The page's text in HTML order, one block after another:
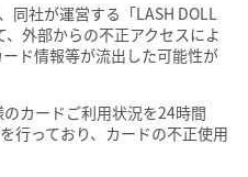
同社が運営する「LASH DOLL
、外部からの不正アクセスによ
ド情報等が流出した可能性が
カードご利用状況を24時間
行っており、カードの不正使用